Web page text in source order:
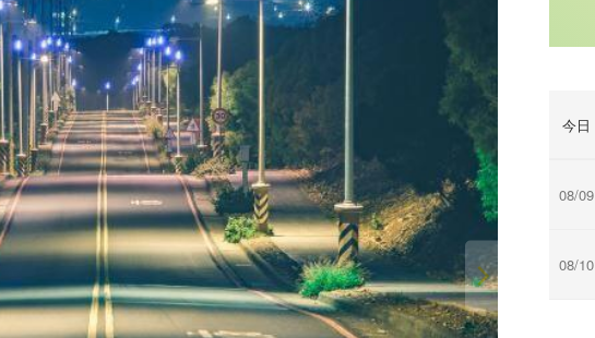
今日
08/09
08/10